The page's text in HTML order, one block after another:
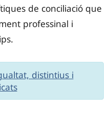
de conciliació que
professinal i
distintius i